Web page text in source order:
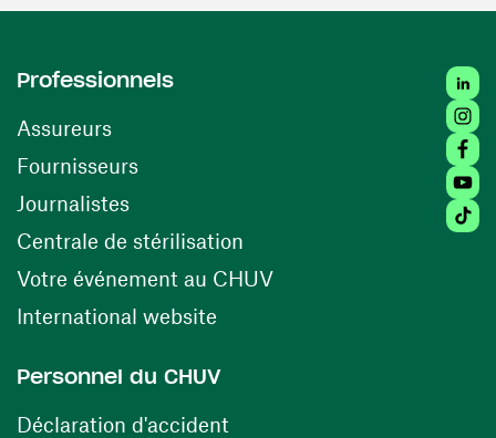
Professionnels
Assureurs
Fournisseurs(ouvre une nouvelle fenêtre)
Journalistes
Centrale de stérilisation (ouvre une nouvelle
Votre événement au CHUV(ouvre une nouvelle
International website
Personnel du CHUV
Déclaration d'accident